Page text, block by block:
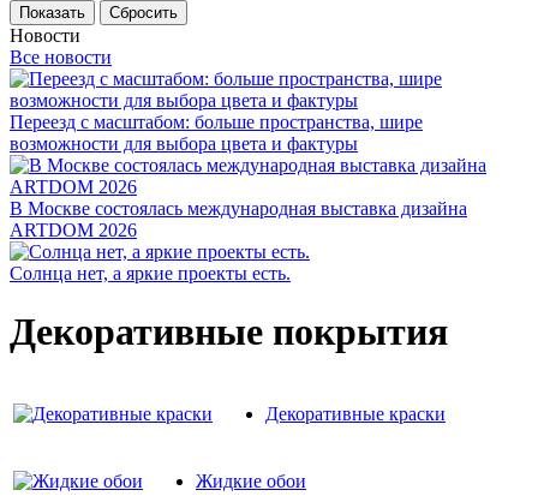
Сбросить
Новости
Все новости
Переезд с масштабом: больше пространства, шире
возможности для выбора цвета и фактуры
В Москве состоялась международная выставка дизайна
ARTDOM 2026
Солнца нет, а яркие проекты есть.
Декоративные покрытия
Декоративные краски
Жидкие обои